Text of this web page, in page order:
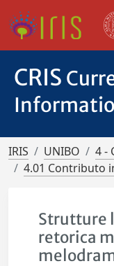
CRIS
IRIS UNIBO
4 -
4.01 Contributo
Strutture
retorica